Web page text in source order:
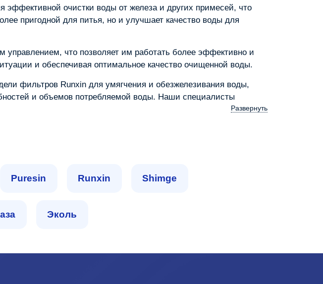
эффективной очистки воды от железа и других примесей, что
пригодной для питья, но и улучшает качество воды для
управлением, что позволяет им работать более эффективно и
и обеспечивая оптимальное качество очищенной воды.
фильтров Runxin для умягчения и обезжелезивания воды,
и объемов потребляемой воды. Наши специалисты
Развернуть
Puresin Runxin Shimge
Эколь